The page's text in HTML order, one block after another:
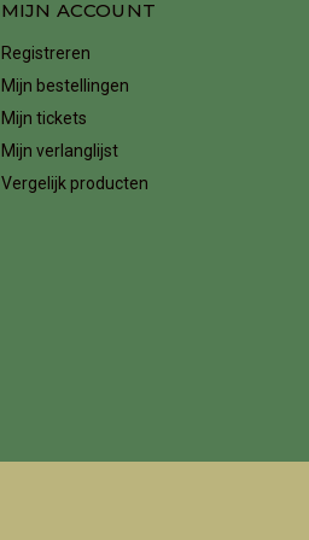
MIJN ACCOUNT
Registreren
Mijn bestellingen
Mijn tickets
Mijn verlanglijst
Vergelijk producten